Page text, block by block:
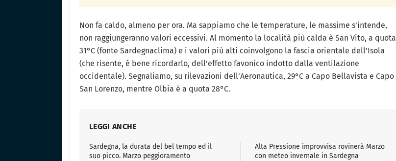
Non fa caldo, almeno per ora. Ma sappiamo che le temperature, le massime s’intende,
non raggiungeranno valori eccessivi. Al momento la località più calda è San Vito, a quota
31°C (fonte Sardegnaclima) e i valori più alti coinvolgono la fascia orientale dell’Isola
(che risente, è bene ricordarlo, dell’effetto favonico indotto dalla ventilazione
occidentale). Segnaliamo, su rilevazioni dell’Aeronautica, 29°C a Capo Bellavista e Capo
San Lorenzo, mentre Olbia è a quota 28°C.
LEGGI ANCHE
Sardegna, la durata del bel tempo ed il
suo picco. Marzo peggioramento
Alta Pressione improvvisa rovinerà Marzo
con meteo invernale in Sardegna